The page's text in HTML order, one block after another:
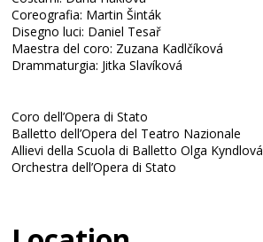
Coreografia: Martin Šinták
Disegno luci: Daniel Tesař
Maestra del coro: Zuzana Kadlčíková
Drammaturgia: Jitka Slavíková
Coro dell’Opera di Stato
Balletto dell’Opera del Teatro Nazionale
Allievi della Scuola di Balletto Olga Kyndlová
Orchestra dell’Opera di Stato